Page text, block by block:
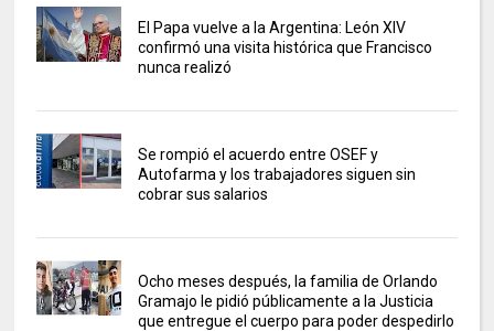
El Papa vuelve a la Argentina: León XIV
confirmó una visita histórica que Francisco
nunca realizó
Se rompió el acuerdo entre OSEF y
Autofarma y los trabajadores siguen sin
cobrar sus salarios
Ocho meses después, la familia de Orlando
Gramajo le pidió públicamente a la Justicia
que entregue el cuerpo para poder despedirlo